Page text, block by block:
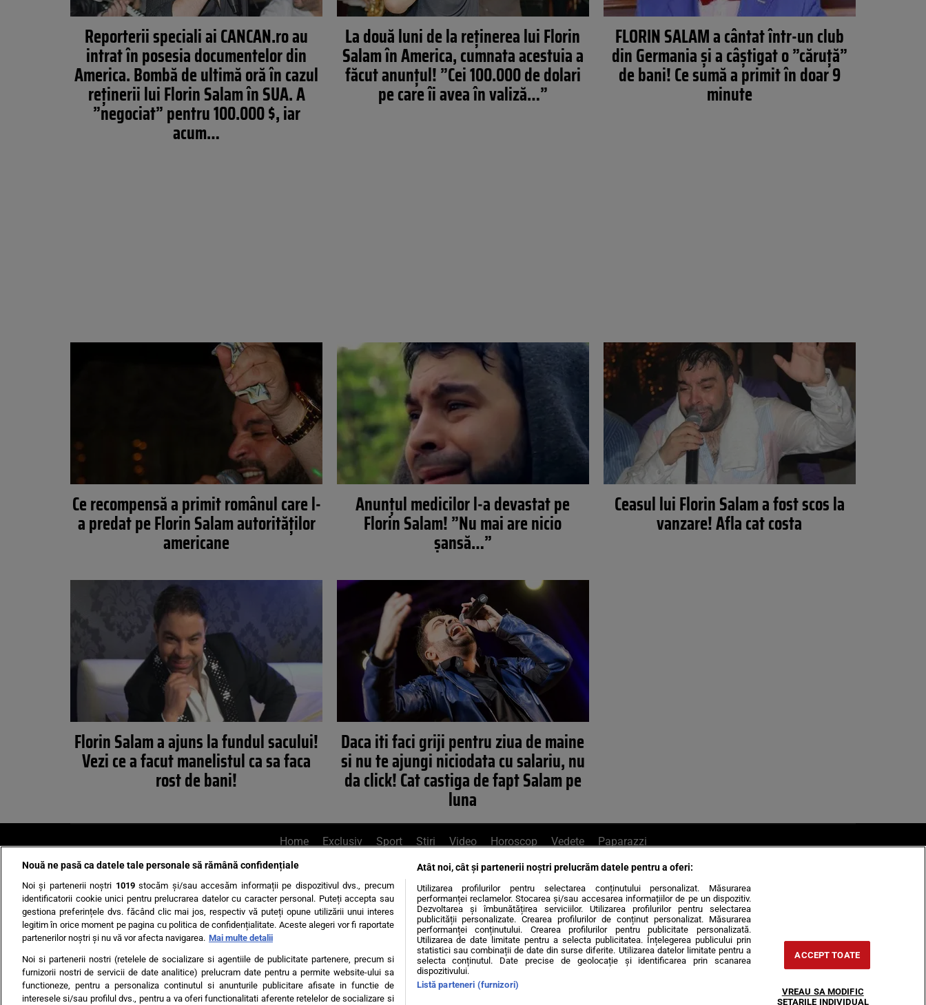
Reporterii speciali ai CANCAN.ro au
intrat în posesia documentelor din
America. Bombă de ultimă oră în cazul
reţinerii lui Florin Salam în SUA. A
”negociat” pentru 100.000 $, iar
acum…
La două luni de la reţinerea lui Florin
Salam în America, cumnata acestuia a
făcut anunţul! ”Cei 100.000 de dolari
pe care îi avea în valiză…”
FLORIN SALAM a cântat într-un club
din Germania şi a câştigat o ”căruţă”
de bani! Ce sumă a primit în doar 9
minute
Ce recompensă a primit românul care l-
a predat pe Florin Salam autorităţilor
americane
Anunţul medicilor l-a devastat pe
Florin Salam! ”Nu mai are nicio
şansă…”
Ceasul lui Florin Salam a fost scos la
vanzare! Afla cat costa
Florin Salam a ajuns la fundul sacului!
Vezi ce a facut manelistul ca sa faca
rost de bani!
Daca iti faci griji pentru ziua de maine
si nu te ajungi niciodata cu salariu, nu
da click! Cat castiga de fapt Salam pe
luna
Home Exclusiv Sport Știri Video Horoscop Vedete Paparazzi
AI UN PONT? Scrie-ne pe Whatsapp, sună la 0741226226 sau trimite mail la pont@cancan.ro
Știri interne Știri externe Politică
Ultimele stiri Diete Insula Iubirii Dictionar de vise LIFE STYLE Horoscop
Echipa editorială Termeni si condiții Politica de confidențialitate
Nouă ne pasă ca datele tale personale să rămână confidențiale
Noi și partenerii noștri 1019stocăm și/sau accesăm informații pe dispozitivul dvs., precum
identificatorii cookie unici pentru prelucrarea datelor cu caracter personal. Puteți accepta sau
gestiona preferințele dvs. făcând clic mai jos, respectiv vă puteți opune utilizării unui interes
legitim în orice moment pe pagina cu politica de confidențialitate. Aceste alegeri vor fi raportate
partenerilor noștri și nu vă vor afecta navigarea. Mai multe detalii
Noi si partenerii nostri (retelele de socializare si agentiile de publicitate partenere, precum si
furnizorii nostri de servicii de date analitice) prelucram date pentru a permite website-ului sa
functioneze, pentru a personaliza continutul si anunturile publicitare afisate in functie de
interesele si/sau profilul dvs., pentru a va oferi functionalitati aferente retelelor de socializare si
Atât noi, cât și partenerii noștri prelucrăm datele pentru a oferi:
Utilizarea profilurilor pentru selectarea conținutului personalizat. Măsurarea
performanței reclamelor. Stocarea și/sau accesarea informațiilor de pe un dispozitiv.
Dezvoltarea și îmbunătățirea serviciilor. Utilizarea profilurilor pentru selectarea
publicității personalizate. Crearea profilurilor de conținut personalizat. Măsurarea
performanței conținutului. Crearea profilurilor pentru publicitate personalizată.
Utilizarea de date limitate pentru a selecta publicitatea. Înțelegerea publicului prin
statistici sau combinații de date din surse diferite. Utilizarea datelor limitate pentru a
selecta conținutul. Date precise de geolocație și identificarea prin scanarea
dispozitivului.
Listă parteneri (furnizori)
ACCEPT TOATE
VREAU SA MODIFIC
SETARILE INDIVIDUAL